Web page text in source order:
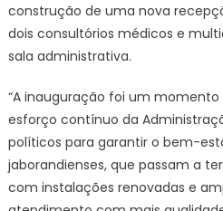
construção de uma nova
dois consultórios médicos e
sala administrativa.
“A inauguração foi um
esforço contínuo da
políticos para garantir o bem-
jaborandienses, que passam a
com instalações renovadas e